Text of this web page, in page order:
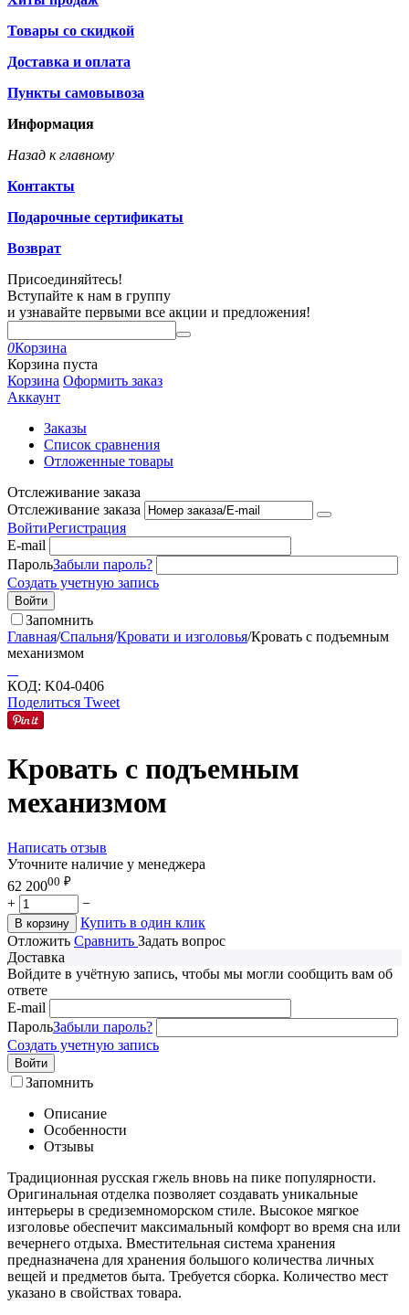
Товары со скидкой
Доставка и оплата
Пункты самовывоза
Информация
Назад к главному
Контакты
Подарочные сертификаты
Возврат
Присоединяйтесь!
Вступайте к нам в группу
и узнавайте первыми все акции и предложения!
0Корзина
Корзина пуста
Корзина Оформить заказ
Аккаунт
Заказы
Список сравнения
Отложенные товары
Отслеживание заказа
Отслеживание заказа
ВойтиРегистрация
E-mail
ПарольЗабыли пароль?
Создать учетную запись
Войти
Запомнить
Главная/Спальня/Кровати и изголовья/Кровать с подъемным
механизмом
КОД: K04-0406
Поделиться Tweet
Кровать с подъемным
механизмом
Написать отзыв
Уточните наличие у менеджера
62 20000 ₽
+ −
В корзину
Купить в один клик
Отложить Сравнить Задать вопрос
Доставка
Войдите в учётную запись, чтобы мы могли сообщить вам об
ответе
E-mail
ПарольЗабыли пароль?
Создать учетную запись
Войти
Запомнить
Описание
Особенности
Отзывы
Традиционная русская гжель вновь на пике популярности.
Оригинальная отделка позволяет создавать уникальные
интерьеры в средиземноморском стиле. Высокое мягкое
изголовье обеспечит максимальный комфорт во время сна или
вечернего отдыха. Вместительная система хранения
предназначена для хранения большого количества личных
вещей и предметов быта. Требуется сборка. Количество мест
указано в свойствах товара.